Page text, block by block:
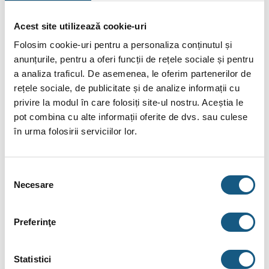
Acest site utilizează cookie-uri
Folosim cookie-uri pentru a personaliza conținutul și
anunțurile, pentru a oferi funcții de rețele sociale și pentru
a analiza traficul. De asemenea, le oferim partenerilor de
rețele sociale, de publicitate și de analize informații cu
privire la modul în care folosiți site-ul nostru. Aceștia le
pot combina cu alte informații oferite de dvs. sau culese
în urma folosirii serviciilor lor.
consimțământului
Necesare
Preferinţe
Statistici
sistem coș de fum profesional inox deoarece acesta nu
Coșul de fum KaminHorn este disponibil în foarte
Vezi toate modelele disponibile: Cosuri Fum
KaminHorn
La exterior, cosurile sunt realizate din inox AISI 304, cu
Termoizolatia se realizeaza cu vata bazaltica, cu grosimea
Aceste
sunt Certificate CE – nr de